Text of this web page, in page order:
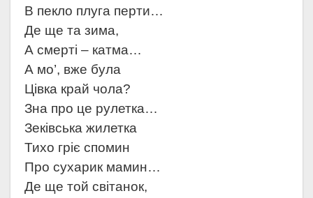
В пекло плуга перти…
Де ще та зима,
А смерті – катма…
А мо’, вже була
Цівка край чола?
Зна про це рулетка…
Зеківська жилетка
Тихо гріє спомин
Про сухарик мамин…
Де ще той світанок,